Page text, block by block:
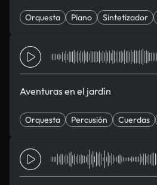
Orquesta Piano Sintetizador
Aventuras en el jardín
Orquesta Percusión Cuerdas